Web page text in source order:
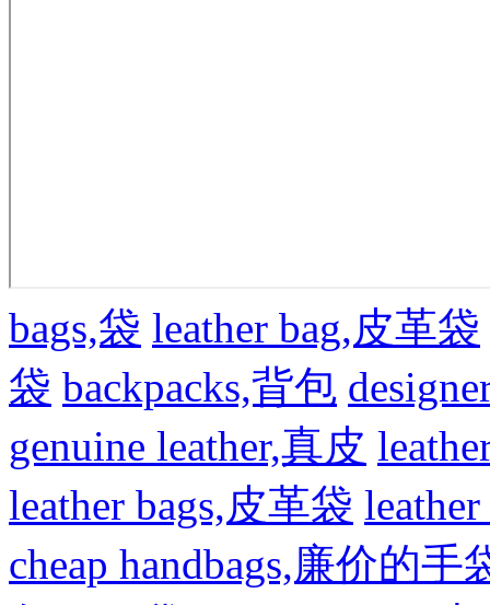
bags,袋 leather bag,皮革袋
袋 backpacks,背包
genuine leather,真皮
leather bags,皮革袋
cheap handbags,廉价的手